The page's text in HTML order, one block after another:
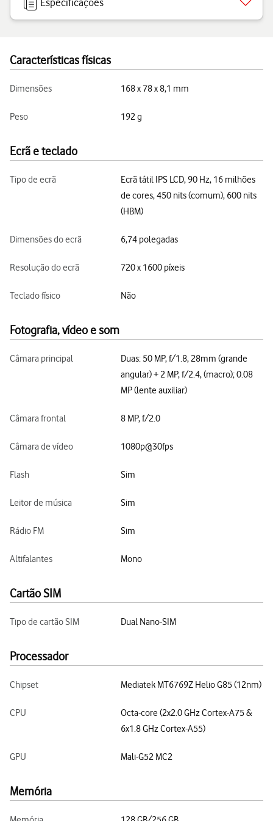
Especificações
Características físicas
Dimensões 168 x 78 x 8,1 mm
Peso 192 g
Ecrã e teclado
Tipo de ecrã
Ecrã tátil IPS LCD, 90 Hz, 16 milhões
de cores, 450 nits (comum), 600 nits
(HBM)
Dimensões do ecrã 6,74 polegadas
Resolução do ecrã 720 x 1600 píxeis
Teclado físico Não
Fotografia, vídeo e som
Câmara principal
Duas: 50 MP, f/1.8, 28mm (grande
angular) + 2 MP, f/2.4, (macro); 0.08
MP (lente auxiliar)
Câmara frontal 8 MP, f/2.0
Câmara de vídeo 1080p@30fps
Flash Sim
Leitor de música Sim
Rádio FM Sim
Altifalantes Mono
Cartão SIM
Tipo de cartão SIM Dual Nano-SIM
Processador
Chipset Mediatek MT6769Z Helio G85 (12nm)
CPU
Octa-core (2x2.0 GHz Cortex-A75 &
6x1.8 GHz Cortex-A55)
GPU Mali-G52 MC2
Memória